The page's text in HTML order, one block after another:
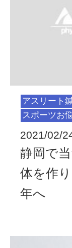
アスリート
スポーツお
2021/02/
静岡で
体を作
年へ